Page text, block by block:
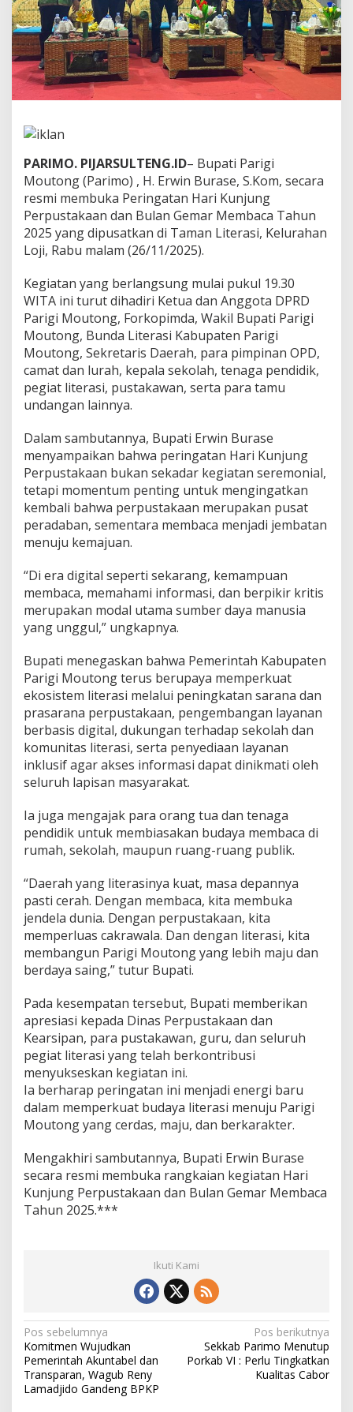
b
u
k
a
H
a
j
u
n
P
e
r
u
s
t
a
k
a
a
n
d
a
B
u
l
a
n
G
e
a
M
e
m
a
a
T
a
u
n
2
0
2
5
PARIMO. PIJARSULTENG.ID– Bupati Parigi
Moutong (Parimo) , H. Erwin Burase, S.Kom, secara
resmi membuka Peringatan Hari Kunjung
Perpustakaan dan Bulan Gemar Membaca Tahun
2025 yang dipusatkan di Taman Literasi, Kelurahan
Loji, Rabu malam (26/11/2025).
Kegiatan yang berlangsung mulai pukul 19.30
WITA ini turut dihadiri Ketua dan Anggota DPRD
Parigi Moutong, Forkopimda, Wakil Bupati Parigi
Moutong, Bunda Literasi Kabupaten Parigi
Moutong, Sekretaris Daerah, para pimpinan OPD,
camat dan lurah, kepala sekolah, tenaga pendidik,
pegiat literasi, pustakawan, serta para tamu
undangan lainnya.
Dalam sambutannya, Bupati Erwin Burase
menyampaikan bahwa peringatan Hari Kunjung
Perpustakaan bukan sekadar kegiatan seremonial,
tetapi momentum penting untuk mengingatkan
kembali bahwa perpustakaan merupakan pusat
peradaban, sementara membaca menjadi jembatan
menuju kemajuan.
“Di era digital seperti sekarang, kemampuan
membaca, memahami informasi, dan berpikir kritis
merupakan modal utama sumber daya manusia
yang unggul,” ungkapnya.
Bupati menegaskan bahwa Pemerintah Kabupaten
Parigi Moutong terus berupaya memperkuat
ekosistem literasi melalui peningkatan sarana dan
prasarana perpustakaan, pengembangan layanan
berbasis digital, dukungan terhadap sekolah dan
komunitas literasi, serta penyediaan layanan
inklusif agar akses informasi dapat dinikmati oleh
seluruh lapisan masyarakat.
Ia juga mengajak para orang tua dan tenaga
pendidik untuk membiasakan budaya membaca di
rumah, sekolah, maupun ruang-ruang publik.
“Daerah yang literasinya kuat, masa depannya
pasti cerah. Dengan membaca, kita membuka
jendela dunia. Dengan perpustakaan, kita
memperluas cakrawala. Dan dengan literasi, kita
membangun Parigi Moutong yang lebih maju dan
berdaya saing,” tutur Bupati.
Pada kesempatan tersebut, Bupati memberikan
apresiasi kepada Dinas Perpustakaan dan
Kearsipan, para pustakawan, guru, dan seluruh
pegiat literasi yang telah berkontribusi
menyukseskan kegiatan ini.
Ia berharap peringatan ini menjadi energi baru
dalam memperkuat budaya literasi menuju Parigi
Moutong yang cerdas, maju, dan berkarakter.
Mengakhiri sambutannya, Bupati Erwin Burase
secara resmi membuka rangkaian kegiatan Hari
Kunjung Perpustakaan dan Bulan Gemar Membaca
Tahun 2025.***
Ikuti Kami
N
a
v
Pos sebelumnya
Komitmen Wujudkan
Pemerintah Akuntabel dan
Transparan, Wagub Reny
Lamadjido Gandeng BPKP
Pos berikutnya
Sekkab Parimo Menutup
Porkab VI : Perlu Tingkatkan
Kualitas Cabor